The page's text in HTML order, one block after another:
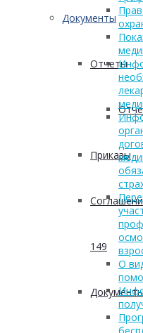
Документы
Отчеты
Приказы
149
О